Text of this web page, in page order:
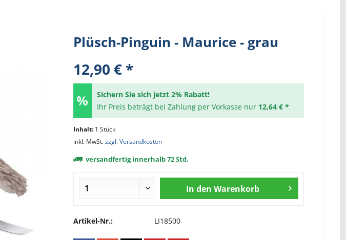
Plüsch-Pinguin - Maurice - grau
12,90 € *
Sichern Sie sich jetzt 2% Rabatt!
Ihr Preis beträgt bei Zahlung per Vorkasse nur 12,64 € *
Inhalt: 1 Stück
inkl. MwSt.zzgl. Versandkosten
versandfertig innerhalb 72 Std.
In den Warenkorb
Artikel-Nr.: LI18500